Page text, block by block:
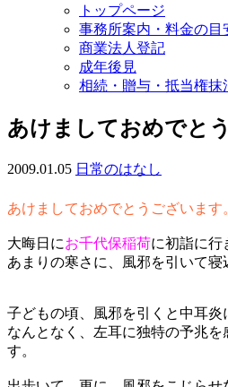
トップページ
事務所案内・料金の
商業法人登記
成年後見
相続・贈与・抵当権抹
あけましておめでと
2009.01.05 日常のはなし
あけましておめでとうございます
大晦日にお千代保稲荷に初詣に行
あまりの寒さに、風邪を引いて寝
子どもの頃、風邪を引くと中耳炎
なんとなく、左耳に独特の予兆を
す。